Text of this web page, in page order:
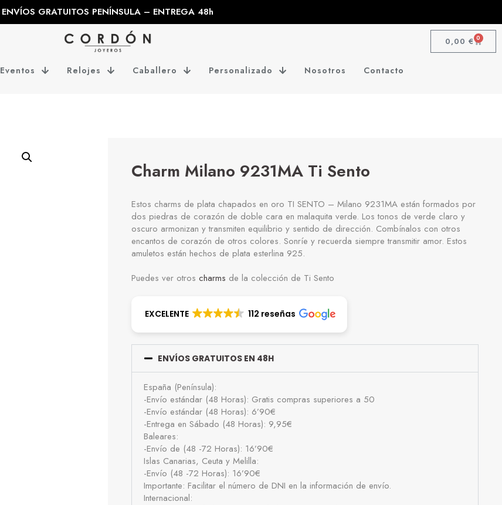
ENVÍOS GRATUITOS PENÍNSULA – ENTREGA 48h
0,00 € 0
Eventos Relojes Caballero Personalizado Nosotros Contacto
Charm Milano 9231MA Ti Sento
Estos charms de plata chapados en oro TI SENTO – Milano 9231MA están formados por
dos piedras de corazón de doble cara en malaquita verde. Los tonos de verde claro y
oscuro armonizan y transmiten equilibrio y sentido de dirección. Combínalos con otros
encantos de corazón de otros colores. Sonríe y recuerda siempre transmitir amor. Estos
amuletos están hechos de plata esterlina 925.
Puedes ver otros charms de la colección de Ti Sento
EXCELENTE 112 reseñas
ENVÍOS GRATUITOS EN 48H
España (Península):
-Envío estándar (48 Horas): Gratis compras superiores a 50
-Envío estándar (48 Horas): 6’90€
-Entrega en Sábado (48 Horas): 9,95€
Baleares:
-Envío de (48 -72 Horas): 16’90€
Islas Canarias, Ceuta y Melilla:
-Envío (48 -72 Horas): 16’90€
Importante: Facilitar el número de DNI en la información de envío.
Internacional: